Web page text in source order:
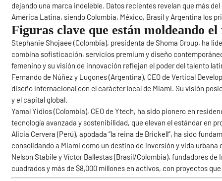
dejando una marca indeleble. Datos recientes revelan que más
América Latina, siendo Colombia, México, Brasil y Argentina los
Figuras clave que están moldeando
Stephanie Shojaee (Colombia), presidenta de Shoma Group, ha
combina sofisticación, servicios premium y diseño
femenino y su visión de innovación reflejan el poder del talento
Fernando de Núñez y Lugones (Argentina), CEO de Vertical
diseño internacional con el carácter local de Miami. Su visión
y el capital global.
Yamal Yidios (Colombia), CEO de Ytech, ha sido pionero en
tecnología avanzada y sostenibilidad, que elevan el estándar en
Alicia Cervera (Perú), apodada “la reina de Brickell”, ha sido
consolidando a Miami como un destino de inversión y vida urbana
Nelson Stabile y Víctor Ballestas (Brasil/Colombia), fundadores
cuadrados y más de $8,000 millones en activos, con proyectos